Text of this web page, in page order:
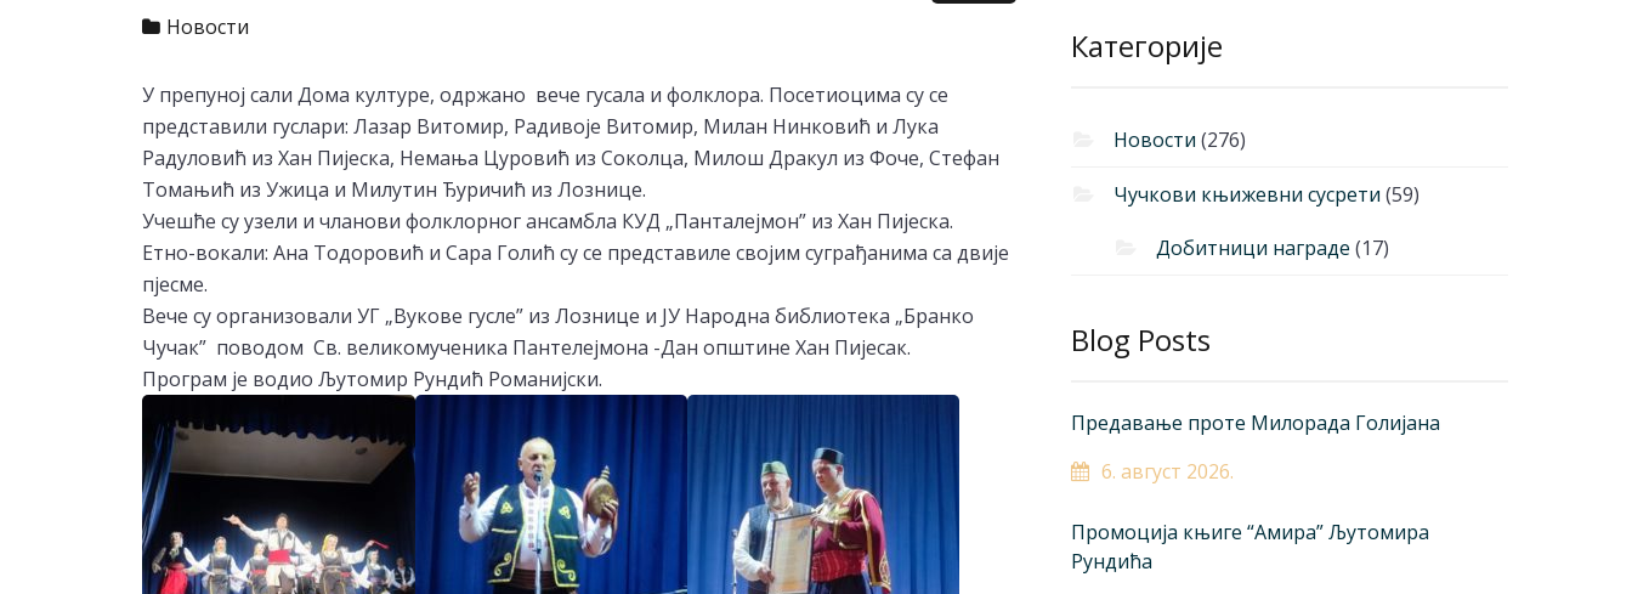
Новости
У препуној сали Дома културе, одржано вече гусала и фолклора. Посетиоцима су се
представили гуслари: Лазар Витомир, Радивоје Витомир, Милан Нинковић и Лука
Радуловић из Хан Пијеска, Немања Цуровић из Соколца, Милош Дракул из Фоче, Стефан
Томањић из Ужица и Милутин Ђуричић из Лознице.
Учешће су узели и чланови фолклорног ансамбла КУД „Панталејмон” из Хан Пијеска.
Етно-вокали: Ана Тодоровић и Сара Голић су се представиле својим суграђанима са двије
пјесме.
Вече су организовали УГ „Вукове гусле” из Лознице и ЈУ Народна библиотека „Бранко
Чучак” поводом Св. великомученика Пантелејмона -Дан општине Хан Пијесак.
Програм је водио Љутомир Рундић Романијски.
Категорије
Новости (276)
Чучкови књижевни сусрети (59)
Добитници награде (17)
Blog Posts
Предавање проте Милорада Голијана
6. август 2026.
Промоција књиге “Амира” Љутомира
Рундића